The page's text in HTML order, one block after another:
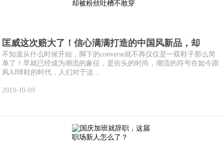
匡威这次赔大了！信心满满打造的中国风新品，却
不知道从什么时候开始，脚下的converse就不再仅仅是一双鞋子那么简
单了！早就已经成为潮流的象征，是街头的时尚，潮流的符号在如今跟
风AJ球鞋的时代，人们对于这...
2019-10-09